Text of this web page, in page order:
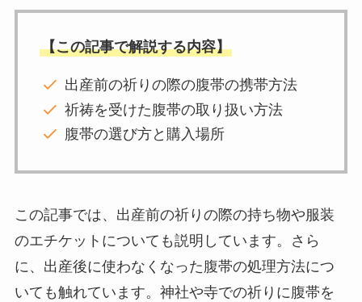
【この記事で解説する内容】
出産前の祈りの際の腹帯の携帯方法
祈祷を受けた腹帯の取り扱い方法
腹帯の選び方と購入場所
この記事では、出産前の祈りの際の持ち物や服装
のエチケットについても説明しています。さら
に、出産後に使わなくなった腹帯の処理方法につ
いても触れています。神社や寺での祈りに腹帯を